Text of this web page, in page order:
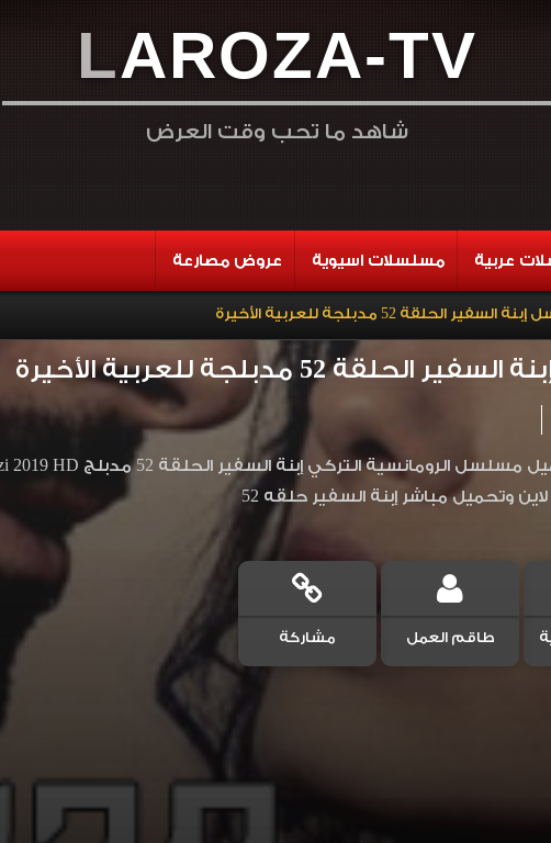
LAROZA-TV
شاهد ما تحب وقت العرض
عربية مسلسلات اسيوية عروض مصارعة
الحلقة 52 مدبلجة للعربية الأخيرة
52 مدبلجة للعربية الأخيرة
طاقم العمل مشاركة